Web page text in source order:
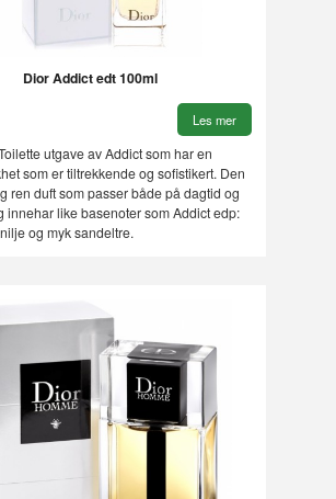
Dior Addict edt 100ml
Les mer
utgave av Addict som har en
som er tiltrekkende og sofistikert. Den
ren duft som passer både på dagtid og
innehar like basenoter som Addict edp:
og myk sandeltre.